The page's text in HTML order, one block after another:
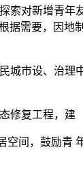
索对新增青年
据需要，因地
城市设、治理
修复工程，建
空间，鼓励青